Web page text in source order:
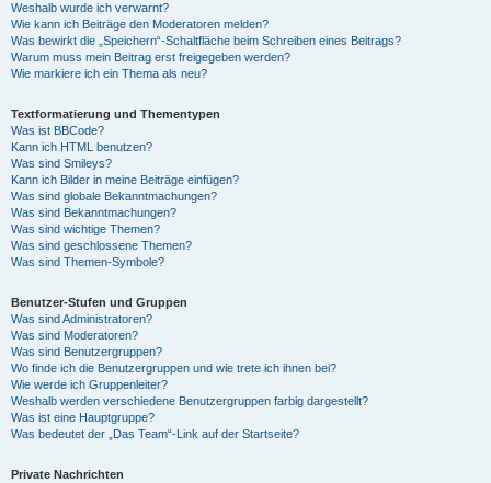
Weshalb wurde ich verwarnt?
Wie kann ich Beiträge den Moderatoren melden?
Was bewirkt die „Speichern“-Schaltfläche beim Schreiben eines Beitrags?
Warum muss mein Beitrag erst freigegeben werden?
Wie markiere ich ein Thema als neu?
Textformatierung und Thementypen
Was ist BBCode?
Kann ich HTML benutzen?
Was sind Smileys?
Kann ich Bilder in meine Beiträge einfügen?
Was sind globale Bekanntmachungen?
Was sind Bekanntmachungen?
Was sind wichtige Themen?
Was sind geschlossene Themen?
Was sind Themen-Symbole?
Benutzer-Stufen und Gruppen
Was sind Administratoren?
Was sind Moderatoren?
Was sind Benutzergruppen?
Wo finde ich die Benutzergruppen und wie trete ich ihnen bei?
Wie werde ich Gruppenleiter?
Weshalb werden verschiedene Benutzergruppen farbig dargestellt?
Was ist eine Hauptgruppe?
Was bedeutet der „Das Team“-Link auf der Startseite?
Private Nachrichten